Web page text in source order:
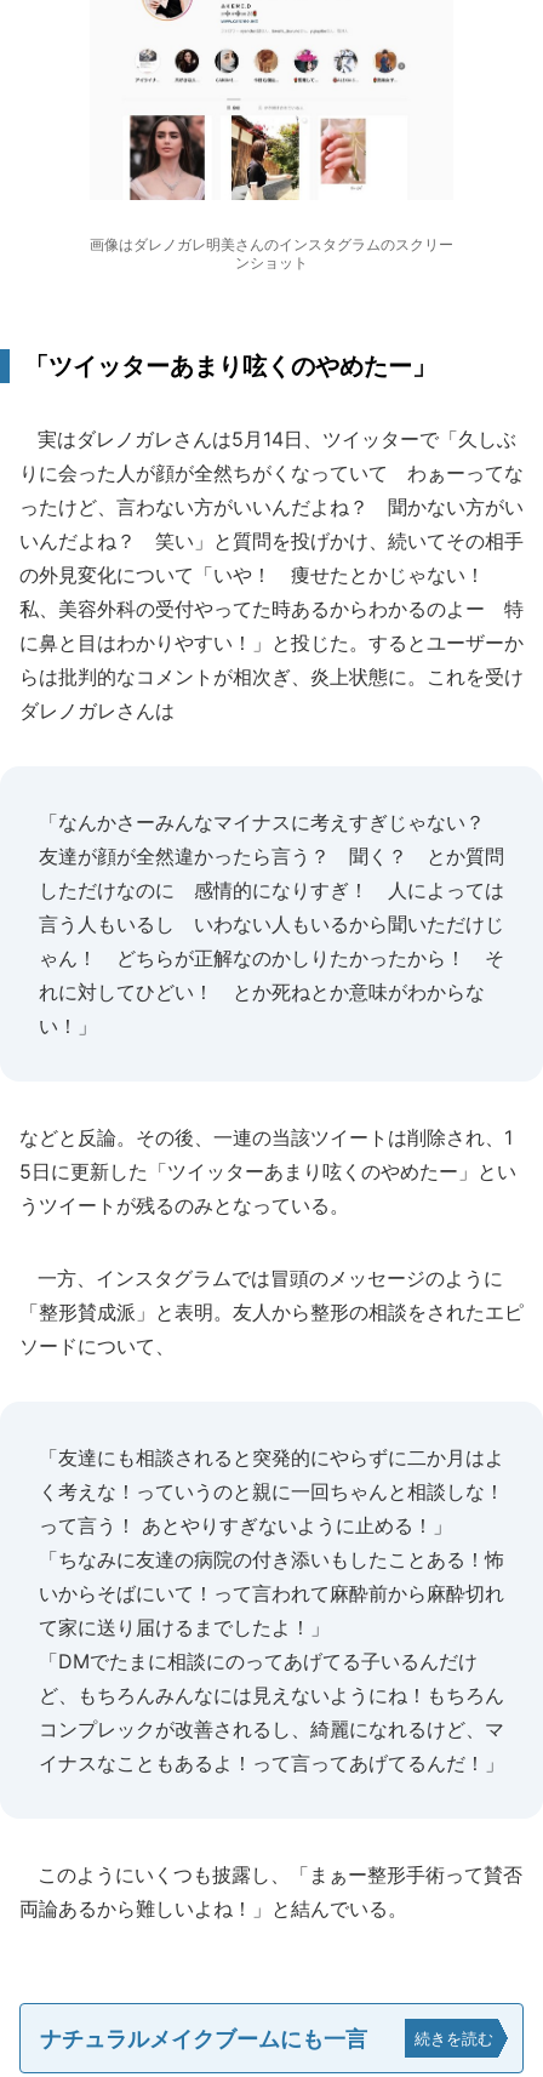
画像はダレノガレ明美さんのインスタグラムのスクリー
ンショット
「ツイッターあまり呟くのやめたー」
実はダレノガレさんは5月14日、ツイッターで「久しぶ
りに会った人が顔が全然ちがくなっていて わぁーってな
ったけど、言わない方がいいんだよね？ 聞かない方がい
いんだよね？ 笑い」と質問を投げかけ、続いてその相手
の外見変化について「いや！ 痩せたとかじゃない！
私、美容外科の受付やってた時あるからわかるのよー 特
に鼻と目はわかりやすい！」と投じた。するとユーザーか
らは批判的なコメントが相次ぎ、炎上状態に。これを受け
ダレノガレさんは
「なんかさーみんなマイナスに考えすぎじゃない？
友達が顔が全然違かったら言う？ 聞く？ とか質問
しただけなのに 感情的になりすぎ！ 人によっては
言う人もいるし いわない人もいるから聞いただけじ
ゃん！ どちらが正解なのかしりたかったから！ そ
れに対してひどい！ とか死ねとか意味がわからな
い！」
などと反論。その後、一連の当該ツイートは削除され、1
5日に更新した「ツイッターあまり呟くのやめたー」とい
うツイートが残るのみとなっている。
一方、インスタグラムでは冒頭のメッセージのように
「整形賛成派」と表明。友人から整形の相談をされたエピ
ソードについて、
「友達にも相談されると突発的にやらずに二か月はよ
く考えな！っていうのと親に一回ちゃんと相談しな！
って言う！ あとやりすぎないように止める！」
「ちなみに友達の病院の付き添いもしたことある！怖
いからそばにいて！って言われて麻酔前から麻酔切れ
て家に送り届けるまでしたよ！」
「DMでたまに相談にのってあげてる子いるんだけ
ど、もちろんみんなには見えないようにね！もちろん
コンプレックが改善されるし、綺麗になれるけど、マ
イナスなこともあるよ！って言ってあげてるんだ！」
このようにいくつも披露し、「まぁー整形手術って賛否
両論あるから難しいよね！」と結んでいる。
ナチュラルメイクブームにも一言 続きを読む